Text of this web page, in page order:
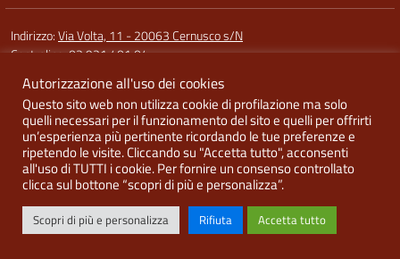
Indirizzo:Via Volta, 11 - 20063 Cernusco s/N
Centralino:02 921 401 04
Codice fiscale: 91587340158
Codice meccanografico:MIRI10300X (sede Argentia) - MIRI10302L
(sede di Cernusco) - MIRI10303N (Melzo)
Idea e progetto di Designers Italia
Autorizzazione all'uso dei cookies
Questo sito web non utilizza cookie di profilazione ma solo
quelli necessari per il funzionamento del sito e quelli per offrirti
un’esperienza più pertinente ricordando le tue preferenze e
ripetendo le visite. Cliccando su "Accetta tutto", acconsenti
all'uso di TUTTI i cookie. Per fornire un consenso controllato
clicca sul bottone “scopri di più e personalizza”.
Scopri di più e personalizza Rifiuta Accetta tutto